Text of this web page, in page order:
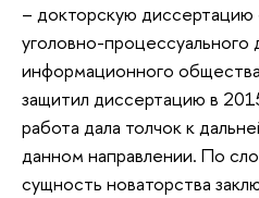
– докторскую
уголовно-процессуального
информационного
защитил диссертацию в
работа дала толчок к
данном направлении. По
сущность новаторства